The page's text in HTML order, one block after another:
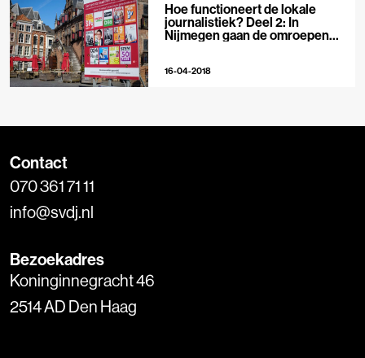
Hoe functioneert de lokale
journalistiek? Deel 2: In
Nijmegen gaan de omroepen
16-04-2018
Contact
070 361 71 11
info@svdj.nl
Bezoekadres
Koninginnegracht 46
2514 AD Den Haag